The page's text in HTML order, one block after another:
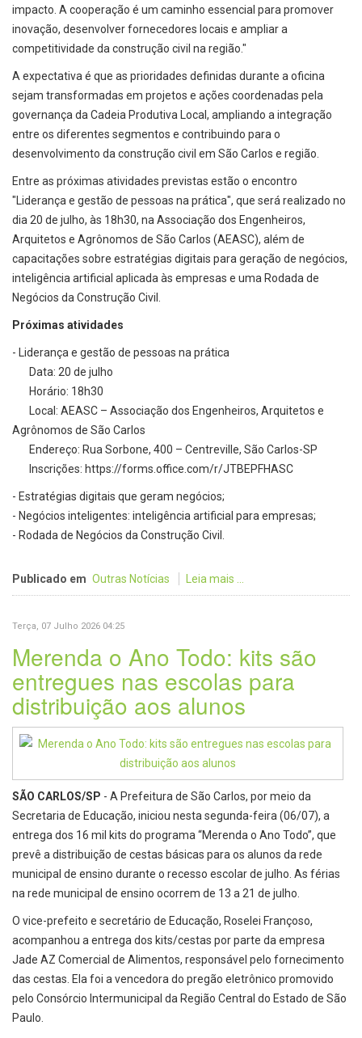
impacto. A cooperação é um caminho essencial para promover
inovação, desenvolver fornecedores locais e ampliar a
competitividade da construção civil na região."
A expectativa é que as prioridades definidas durante a oficina
sejam transformadas em projetos e ações coordenadas pela
governança da Cadeia Produtiva Local, ampliando a integração
entre os diferentes segmentos e contribuindo para o
desenvolvimento da construção civil em São Carlos e região.
Entre as próximas atividades previstas estão o encontro
"Liderança e gestão de pessoas na prática", que será realizado no
dia 20 de julho, às 18h30, na Associação dos Engenheiros,
Arquitetos e Agrônomos de São Carlos (AEASC), além de
capacitações sobre estratégias digitais para geração de negócios,
inteligência artificial aplicada às empresas e uma Rodada de
Negócios da Construção Civil.
Próximas atividades
- Liderança e gestão de pessoas na prática
Data: 20 de julho
Horário: 18h30
Local: AEASC – Associação dos Engenheiros, Arquitetos e
Agrônomos de São Carlos
Endereço: Rua Sorbone, 400 – Centreville, São Carlos-SP
Inscrições: https://forms.office.com/r/JTBEPFHASC
- Estratégias digitais que geram negócios;
- Negócios inteligentes: inteligência artificial para empresas;
- Rodada de Negócios da Construção Civil.
Publicado em Outras Notícias Leia mais ...
Terça, 07 Julho 2026 04:25
Merenda o Ano Todo: kits são
entregues nas escolas para
distribuição aos alunos
SÃO CARLOS/SP - A Prefeitura de São Carlos, por meio da
Secretaria de Educação, iniciou nesta segunda-feira (06/07), a
entrega dos 16 mil kits do programa “Merenda o Ano Todo”, que
prevê a distribuição de cestas básicas para os alunos da rede
municipal de ensino durante o recesso escolar de julho. As férias
na rede municipal de ensino ocorrem de 13 a 21 de julho.
O vice-prefeito e secretário de Educação, Roselei Françoso,
acompanhou a entrega dos kits/cestas por parte da empresa
Jade AZ Comercial de Alimentos, responsável pelo fornecimento
das cestas. Ela foi a vencedora do pregão eletrônico promovido
pelo Consórcio Intermunicipal da Região Central do Estado de São
Paulo.